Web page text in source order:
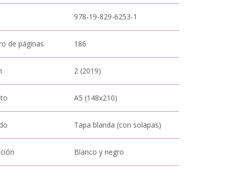
978-19-829-6253-1
de páginas 186
2 (2019)
A5 (148x210)
Tapa blanda (con solapas)
Blanco y negro